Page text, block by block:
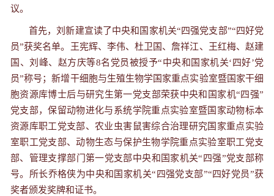
议。
首先，刘新建宣读了中央和国家机关“四强党支部”“四好党
员”获奖名单。王宪辉、李伟、杜卫国、詹祥江、王红梅、赵建
国、刘峰、赵方庆等8名党员被授予“中央和国家机关‘四好’党
员”称号；新增干细胞与生殖生物学国家重点实验室暨国家干细
胞资源库博士后与研究生第一党支部荣获中央和国家机“四强”
党支部，保留动物进化与系统学院重点实验室暨国家动物标本
资源库职工党支部、农业虫害鼠害综合治理研究国家重点实验
室职工党支部、动物生态与保护生物学院重点实验室职工党支
部、管理支撑部门第一党支部中央和国家机关“四强”党支部称
号。所长乔格侠为中央和国家机关“四强党支部”“四好党员”获
奖者颁发奖牌和证书。